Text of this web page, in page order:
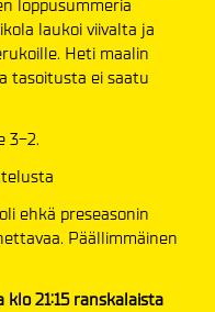
loppusummeria
laukoi viivalta ja
Heti maalin
tasoitusta ei saatu
3-2.
ehkä preseasonin
Päällimmäinen
21:15 ranskalaista